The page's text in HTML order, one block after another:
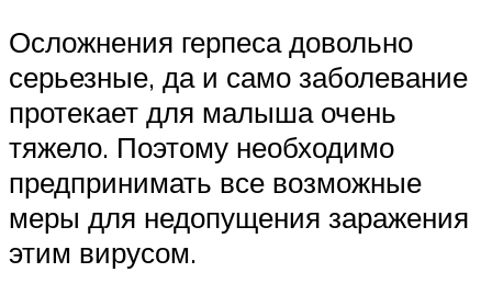
Осложнения герпеса довольно
серьезные, да и само заболевание
протекает для малыша очень
тяжело. Поэтому необходимо
предпринимать все возможные
меры для недопущения заражения
этим вирусом.